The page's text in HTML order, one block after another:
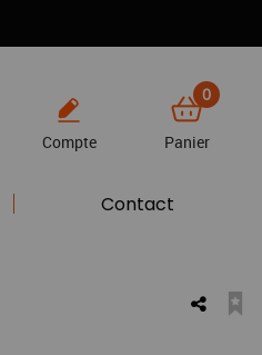
Compte
0
Panier
Contact